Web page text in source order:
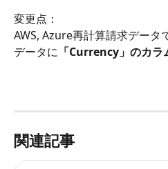
変更点：
AWS, Azure再計算請求データ
データに 「Currency」のカラ
関連記事